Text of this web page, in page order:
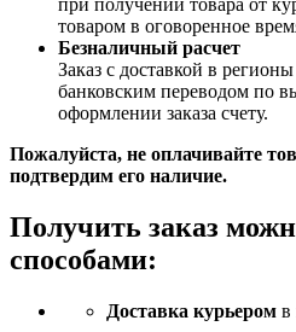
при получении товара от
товаром в оговоренное
Безналичный расчет
Заказ c доставкой в
банковским переводом по
оформлении заказа счету.
Пожалуйста, не оплачивайте
подтвердим его наличие.
Получить заказ
способами:
Доставка курьером в